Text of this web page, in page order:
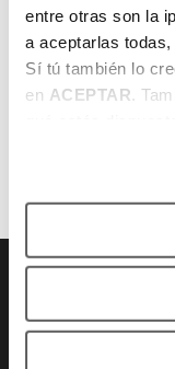
entre otras son la
a aceptarlas
Sí tú también lo
en ACEPTAR.